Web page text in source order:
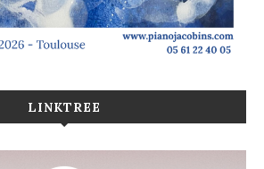
LINKTREE